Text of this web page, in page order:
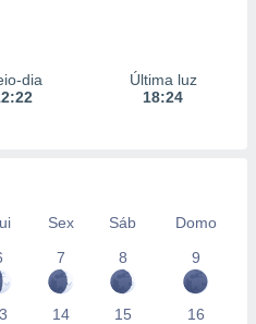
dia
Última luz
18:24
Sex Sáb
Domo
7 8 9
14 15 16